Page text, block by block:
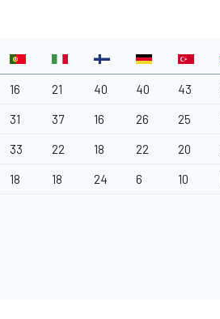
16 21 40 40 43
31 37 16 26 25
33 22 18 22 20
18 18 24 6 10